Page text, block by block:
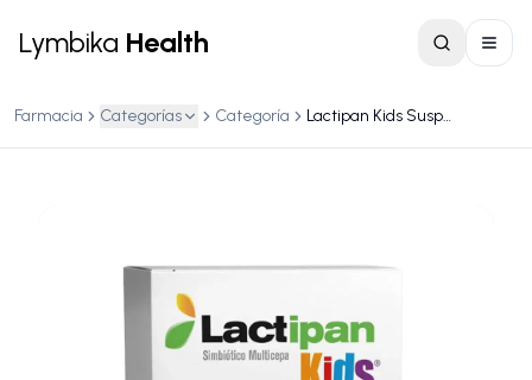
Lymbika Health
Farmacia Categorías Categoría Lactipan Kids Suspensión Gotas 9.4 ml